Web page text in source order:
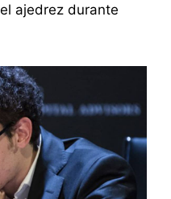
ajedrez durante